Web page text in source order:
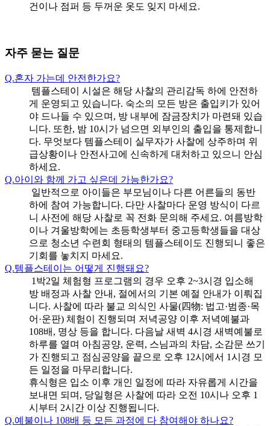
건이나 점퍼 등 두꺼운 옷도 잊지 마세요.
자주 묻는 질문
Q.혼자 가는데 안전한가요?
템플스테이 시설은 해당 사찰의 관리감독 하에 안전하
게 운영되고 있습니다. 숙소의 모든 방은 출입키가 있어
야 드나들 수 있으며, 방 내부에 잠금장치가 마련돼 있습
니다. 또한, 밤 10시가 넘으면 외부인의 출입을 통제합니
다. 무엇보다 템플스테이 실무자가 사찰에 상주하며 위
급상황이나 안전사고에 신속하게 대처하고 있으니 안심
하세요.
Q.아이와 함께 가고 싶은데 가능한가요?
일반적으로 아이들은 부모님이나 다른 어른들의 동반
하에 참여 가능합니다. 다만 사찰마다 운영 방식이 다르
니 사전에 해당 사찰로 꼭 전화 문의해 주세요. 여름방학
이나 겨울방학에는 초등학생부터 중고등학생들을 대상
으로 청소년 수련회 형태의 템플스테이도 진행되니 좋은
기회를 놓치지 마세요.
Q.템플스테이는 어떻게 진행돼요?
1박2일 체험형 프로그램의 경우 오후 2~3시경 입소해
방 배정과 사찰 안내, 절에서의 기본 예절 안내가 이뤄집
니다. 사찰에 따라 불교 의식인 사물(四物: 법고·범종·목
어·운판) 체험이 진행되며 저녁공양 이후 저녁예불과
108배, 명상 등을 합니다. 다음날 새벽 4시경 새벽예불로
하루를 열며 아침공양, 운력, 스님과의 차담, 소감문 쓰기
가 진행되고 점심공양을 끝으로 오후 12시에서 1시경 모
든 일정을 마무리합니다.
휴식형은 입소 이후 개인 일정에 따라 자유롭게 시간을
보내면 되며, 당일형은 사찰에 따라 오전 10시나 오후 1
시부터 2시간 이상 진행됩니다.
Q.예불이나 108배 등 모든 과정에 다 참여해야 하나요?